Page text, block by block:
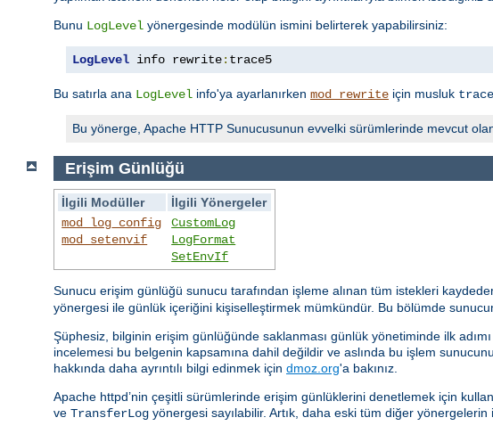
Bunu LogLevel yönergesinde modülün ismini belirterek yapabilirsiniz:
LogLevel info rewrite: trace5
Bu satırla ana LogLevel info'ya ayarlanırken mod_rewrite için musluk
Bu yönerge, Apache HTTP Sunucusunun evvelki sürümlerinde mevcut
Erişim Günlüğü
İlgili Modüller
İlgili Yönergeler
mod_log_config
mod_setenvif
CustomLog
LogFormat
SetEnvIf
Sunucu erişim günlüğü sunucu tarafından işleme alınan tüm istekleri
yönergesi ile günlük içeriğini kişiselleştirmek mümkündür. Bu bölümde
Şüphesiz, bilginin erişim günlüğünde saklanması günlük yönetiminde ilk
incelemesi bu belgenin kapsamına dahil değildir ve aslında bu işlem
hakkında daha ayrıntılı bilgi edinmek için dmoz.org'a bakınız.
Apache httpd’nin çeşitli sürümlerinde erişim günlüklerini denetlemek için
ve TransferLog yönergesi sayılabilir. Artık, daha eski tüm diğer